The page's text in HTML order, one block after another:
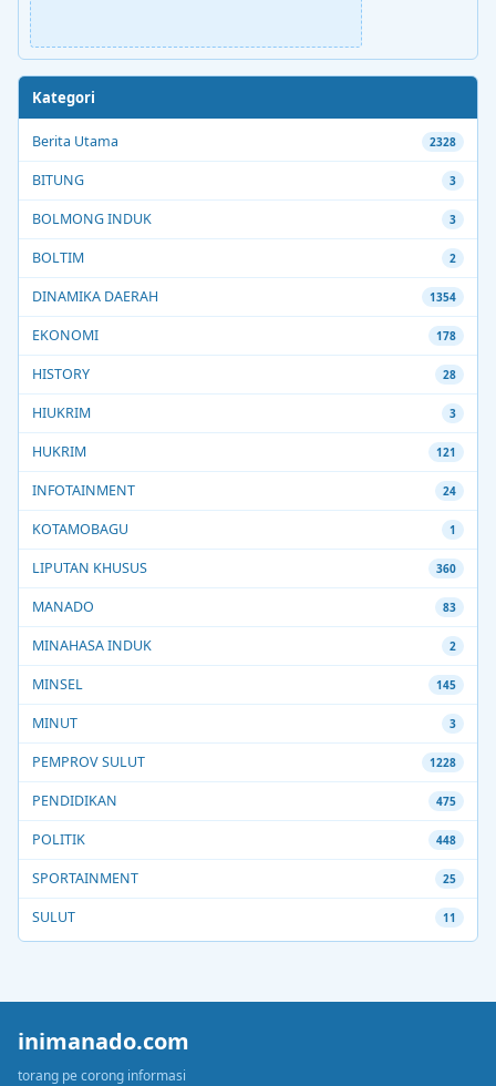
Kategori
Berita Utama 2328
BITUNG 3
BOLMONG INDUK 3
BOLTIM 2
DINAMIKA DAERAH 1354
EKONOMI 178
HISTORY 28
HIUKRIM 3
HUKRIM 121
INFOTAINMENT 24
KOTAMOBAGU 1
LIPUTAN KHUSUS 360
MANADO 83
MINAHASA INDUK 2
MINSEL 145
MINUT 3
PEMPROV SULUT 1228
PENDIDIKAN 475
POLITIK 448
SPORTAINMENT 25
SULUT 11
inimanado.com
torang pe corong informasi